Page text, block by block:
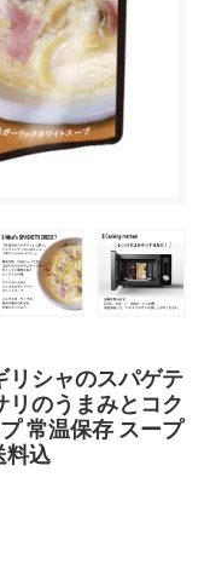
リシャのスパゲテ
のうまみとコク
常温保存 スープ
料込